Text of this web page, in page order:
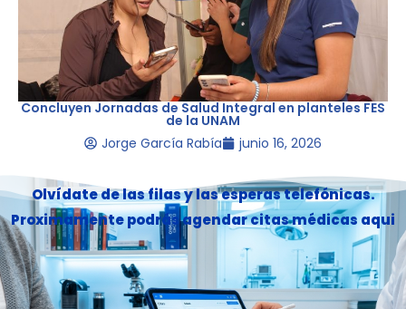
Concluyen Jornadas de Salud Integral en planteles FES
de la UNAM
Jorge García Rabía
junio 16, 2026
Olvídate de las filas y las esperas telefónicas.
Proximamente podrás agendar citas médicas aqui